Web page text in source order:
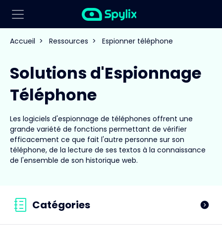
Accueil > Ressources > Espionner téléphone
Solutions d'Espionnage
Téléphone
Les logiciels d'espionnage de téléphones offrent une
grande variété de fonctions permettant de vérifier
efficacement ce que fait l'autre personne sur son
téléphone, de la lecture de ses textos à la connaissance
de l'ensemble de son historique web.
Catégories